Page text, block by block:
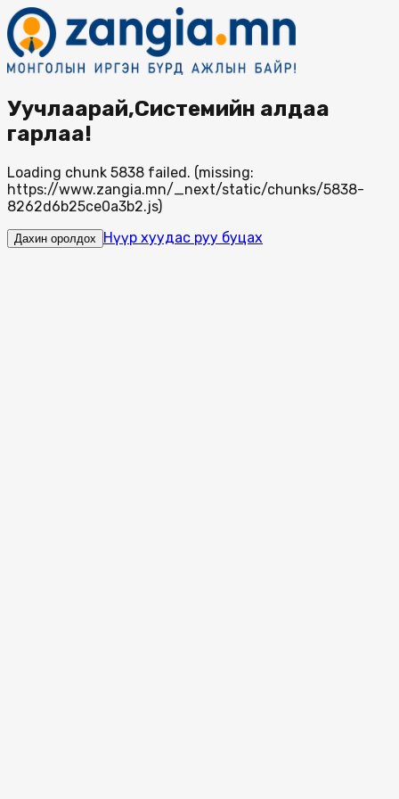
Уучлаарай,Системийн алдаа
гарлаа!
Loading chunk 5838 failed. (missing:
https://www.zangia.mn/_next/static/chunks/5838-
8262d6b25ce0a3b2.js)
Дахин оролдох Нүүр хуудас руу буцах